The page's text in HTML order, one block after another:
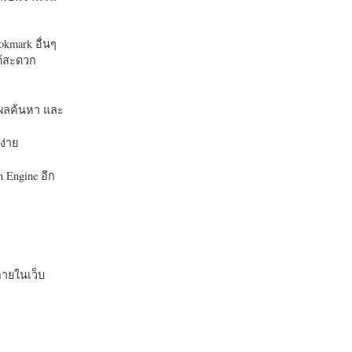
อื่นๆ
สะดวก
ลค้นหา และ
าย
อีก
ยในเว็บ